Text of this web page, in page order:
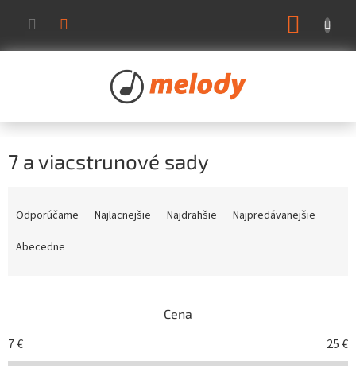
obsah
7 a viacstrunové sady
o
d
Odporúčame Najlacnejšie Najdrahšie
Najpredávanejšie
Abecedne
Cena
7€ 25€